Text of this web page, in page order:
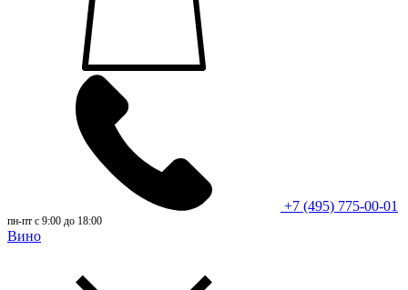
+7 (495) 775-00-01
пн-пт с 9:00 до 18:00
Вино